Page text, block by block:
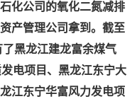
化公司的氧化二氮减排
产管理公司拿到。截至
黑龙江建龙富余煤气
电项目、黑龙江东宁大
江东宁华富风力发电项